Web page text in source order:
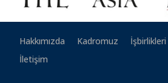
Hakkımızda Kadromuz İşbirlikleri
İletişim